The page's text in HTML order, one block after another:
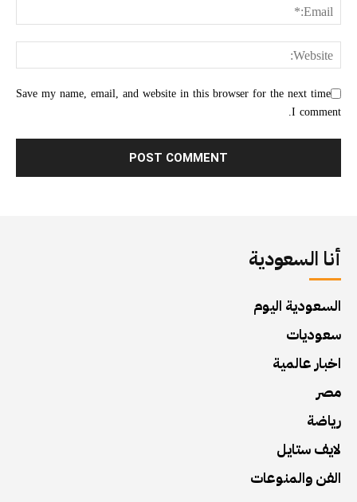
Save my name, email, and website in this browser for the next time
I comment.
أنا السعودية
السعودية اليوم
سعوديات
اخبار عالمية
مصر
رياضة
لايف ستايل
الفن والمنوعات